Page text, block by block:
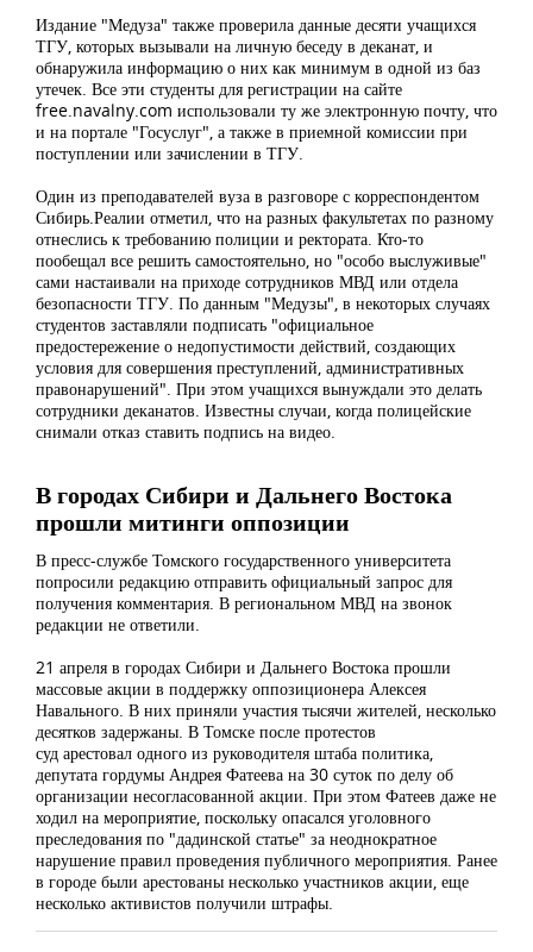
Издание "Медуза" также проверила данные десяти учащихся
ТГУ, которых вызывали на личную беседу в деканат, и
обнаружила информацию о них как минимум в одной из баз
утечек. Все эти студенты для регистрации на сайте
free.navalny.com использовали ту же электронную почту, что
и на портале "Госуслуг", а также в приемной комиссии при
поступлении или зачислении в ТГУ.
Один из преподавателей вуза в разговоре с корреспондентом
Сибирь.Реалии отметил, что на разных факультетах по разному
отнеслись к требованию полиции и ректората. Кто-то
пообещал все решить самостоятельно, но "особо выслуживые"
сами настаивали на приходе сотрудников МВД или отдела
безопасности ТГУ. По данным "Медузы", в некоторых случаях
студентов заставляли подписать "официальное
предостережение о недопустимости действий, создающих
условия для совершения преступлений, административных
правонарушений". При этом учащихся вынуждали это делать
сотрудники деканатов. Известны случаи, когда полицейские
снимали отказ ставить подпись на видео.
В городах Сибири и Дальнего Востока
прошли митинги оппозиции
В пресс-службе Томского государственного университета
попросили редакцию отправить официальный запрос для
получения комментария. В региональном МВД на звонок
редакции не ответили.
21 апреля в городах Сибири и Дальнего Востока прошли
массовые акции в поддержку оппозиционера Алексея
Навального. В них приняли участия тысячи жителей, несколько
десятков задержаны. В Томске после протестов
суд арестовал одного из руководителя штаба политика,
депутата гордумы Андрея Фатеева на 30 суток по делу об
организации несогласованной акции. При этом Фатеев даже не
ходил на мероприятие, поскольку опасался уголовного
преследования по "дадинской статье" за неоднократное
нарушение правил проведения публичного мероприятия. Ранее
в городе были арестованы несколько участников акции, еще
несколько активистов получили штрафы.